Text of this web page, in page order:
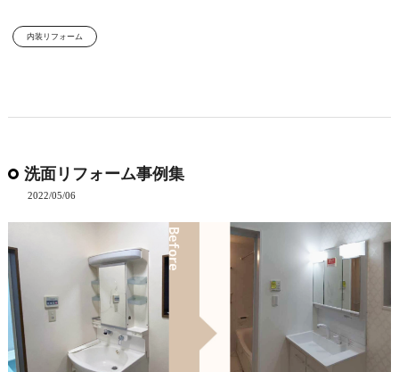
内装リフォーム
洗面リフォーム事例集
2022/05/06